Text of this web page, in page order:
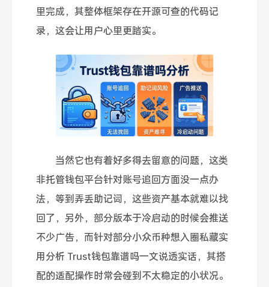
里完成，其整体框架存在开源可查的代码记
录，这会让用户心里更踏实。
当然它也有着好多得去留意的问题，这类
非托管钱包平台针对账号追回方面没一点办
法，等到弄丢助记词，这些资产基本就难以找
回了，另外，部分版本于冷启动的时候会推送
不少广告，而针对部分小众币种想入圈私藏实
用分析 Trust钱包靠谱吗一文说透实话，其搭
配的适配操作时常会碰到不太稳定的小状况。